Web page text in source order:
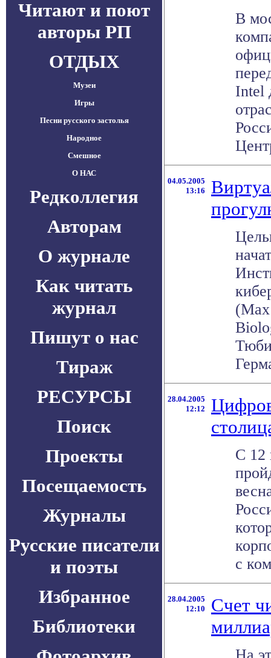
Читают и поют
авторы РП
ОТДЫХ
Музеи
Игры
Песни русского застолья
Народное
Смешное
О НАС
Редколлегия
Авторам
О журнале
Как читать
журнал
Пишут о нас
Тираж
РЕСУРСЫ
Поиск
Проекты
Посещаемость
Журналы
Русские писатели
и поэты
Избранное
Библиотеки
В
Intel
04.05.2005
13:16
28.04.2005
12:12
С 12
с
28.04.2005
12:10
Счет